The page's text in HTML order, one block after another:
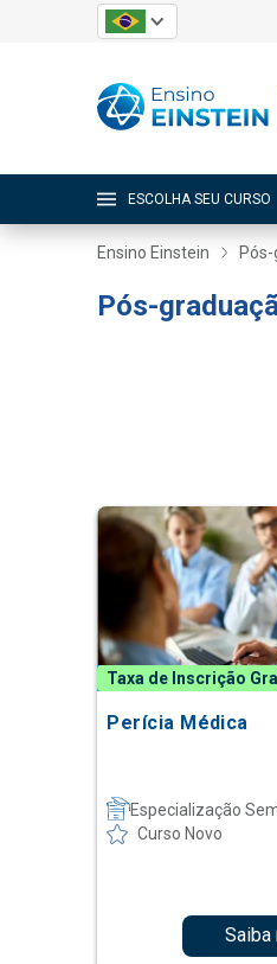
ESCOLHA SEU CURSO
Ensino Einstein
Pós-
Taxa de Inscrição
Perícia Médica
Especialização
Curso Novo
Saiba